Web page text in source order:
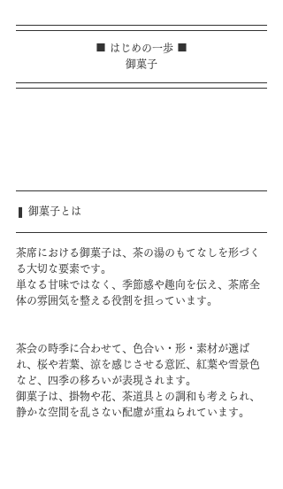
■ はじめの一歩 ■
御菓子
❚ 御菓子とは
茶席における御菓子は、茶の湯のもてなしを形づく
る大切な要素です。
単なる甘味ではなく、季節感や趣向を伝え、茶席全
体の雰囲気を整える役割を担っています。
茶会の時季に合わせて、色合い・形・素材が選ば
れ、桜や若葉、涼を感じさせる意匠、紅葉や雪景色
など、四季の移ろいが表現されます。
御菓子は、掛物や花、茶道具との調和も考えられ、
静かな空間を乱さない配慮が重ねられています。